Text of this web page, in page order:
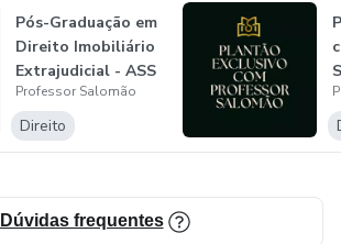
Pós-Graduação em
Direito Imobiliário
Extrajudicial - ASS
Professor Salomão
Direito
Dúvidas frequentes